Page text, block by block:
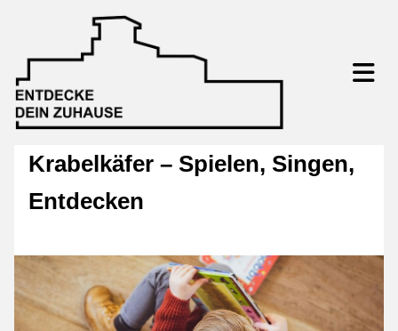
Krabelkäfer – Spielen, Singen,
Entdecken